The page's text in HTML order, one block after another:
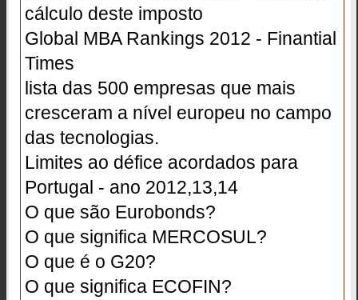
cálculo deste imposto
Global MBA Rankings 2012 - Finantial
Times
lista das 500 empresas que mais
cresceram a nível europeu no campo
das tecnologias.
Limites ao défice acordados para
Portugal - ano 2012,13,14
O que são Eurobonds?
O que significa MERCOSUL?
O que é o G20?
O que significa ECOFIN?